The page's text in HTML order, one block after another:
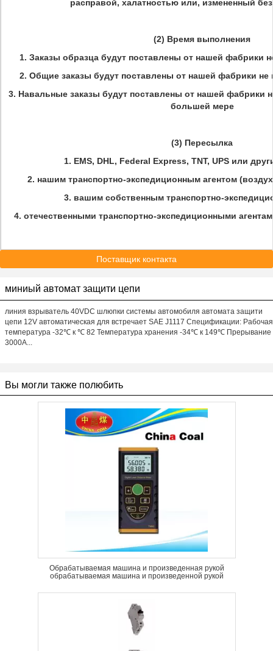
расправой, халатностью или, измененный
(2) Время выполнения
1. Заказы образца будут поставлены от нашей фабрики
2. Общие заказы будут поставлены от нашей фабрики не
3. Навальные заказы будут поставлены от нашей фабрики
большей мере
(3) Пересылка
1. EMS, DHL, Federal Express, TNT, UPS или
2. нашим транспортно-экспедиционным агентом
3. вашим собственным транспортно-
4. отечественными транспортно-экспедиционными
Поставщик контакта
миниый автомат защити цепи
линия взрыватель 40VDC шлюпки системы автомобиля автомата защити
цепи 12V автоматическая для встречает SAE J1117 Спецификации: Рабочая
температура -32℃ к ℃ 82 Температура хранения -34℃ к 149℃ Прерывание
3000A...
Вы могли также полюбить
Обрабатываемая машина и произведенная рукой
обрабатываемая машина и произведенной рукой